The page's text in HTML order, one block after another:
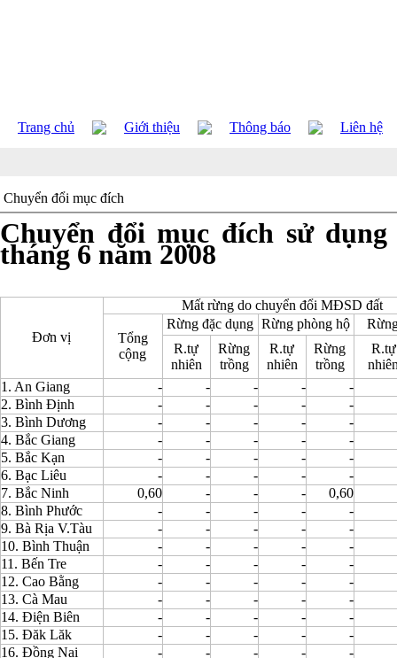
Trang chủ Giới thiệu Thông báo Liên hệ
Chuyển đổi mục đích
Chuyển đổi mục đích sử
tháng 6 năm 2008
Đơn vị
Mất rừng do chuyển đổi MĐSD đất
Tổng
cộng
Rừng đặc dụng Rừng phòng hộ
R.tự
nhiên
Rừng
trồng
R.tự
nhiên
Rừng
trồng
R.tự
1. An Giang
- - - -
-
2. Bình Định
- - - -
-
3. Bình Dương
- - - -
-
4. Bắc Giang
- - - -
-
5. Bắc Kạn
- - - -
-
6. Bạc Liêu
- - - -
-
7. Bắc Ninh
0,60 - - -
0,60
8. Bình Phước
- - - -
-
9. Bà Rịa V.Tàu
- - - -
-
10. Bình Thuận
- - - -
-
11. Bến Tre
- - - -
-
12. Cao Bằng
- - - -
-
13. Cà Mau
- - - -
-
14. Điện Biên
- - - -
-
15. Đăk Lăk
- - - -
-
16. Đồng Nai
- - - -
-